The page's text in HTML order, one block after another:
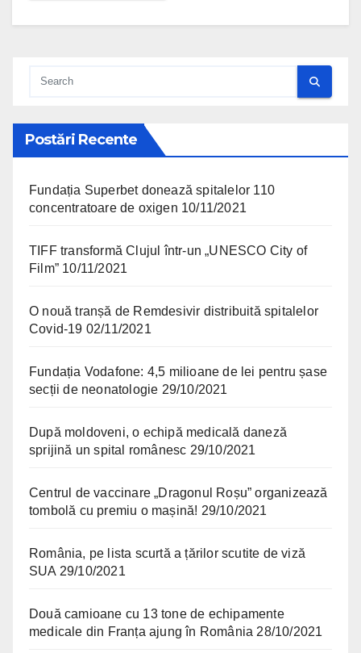
Postări Recente
Fundația Superbet donează spitalelor 110
concentratoare de oxigen 10/11/2021
TIFF transformă Clujul într-un „UNESCO City of
Film” 10/11/2021
O nouă tranșă de Remdesivir distribuită spitalelor
Covid-19 02/11/2021
Fundația Vodafone: 4,5 milioane de lei pentru șase
secții de neonatologie 29/10/2021
După moldoveni, o echipă medicală daneză
sprijină un spital românesc 29/10/2021
Centrul de vaccinare „Dragonul Roșu” organizează
tombolă cu premiu o mașină! 29/10/2021
România, pe lista scurtă a țărilor scutite de viză
SUA 29/10/2021
Două camioane cu 13 tone de echipamente
medicale din Franța ajung în România 28/10/2021